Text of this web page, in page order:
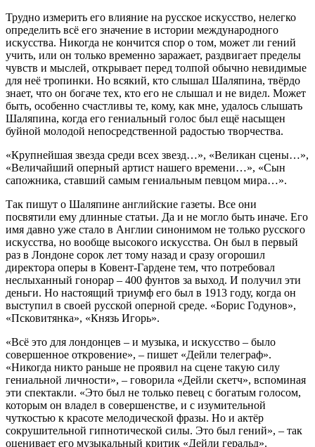
Трудно измерить его влияние на русское искусство, нелегко
определить всё его значение в истории международного
искусства. Никогда не кончится спор о том, может ли гений
учить, или он только временно заражает, раздвигает пределы
чувств и мыслей, открывает перед толпой обычно невидимые
для неё тропинки. Но всякий, кто слышал Шаляпина, твёрдо
знает, что он богаче тех, кто его не слышал и не видел. Может
быть, особенно счастливы те, кому, как мне, удалось слышать
Шаляпина, когда его гениальный голос был ещё насыщен
буйной молодой непосредственной радостью творчества.
«Крупнейшая звезда среди всех звезд…», «Великан сцены…»,
«Величайший оперный артист нашего времени…», «Сын
сапожника, ставший самым гениальным певцом мира…».
Так пишут о Шаляпине английские газеты. Все они
посвятили ему длинные статьи. Да и не могло быть иначе. Его
имя давно уже стало в Англии синонимом не только русского
искусства, но вообще высокого искусства. Он был в первый
раз в Лондоне сорок лет тому назад и сразу огорошил
директора оперы в Ковент-Гардене тем, что потребовал
неслыханный гонорар – 400 фунтов за выход. И получил эти
деньги. Но настоящий триумф его был в 1913 году, когда он
выступил в своей русской оперной среде. «Борис Годунов»,
«Псковитянка», «Князь Игорь».
«Всё это для лондонцев – и музыка, и искусство – было
совершенное откровение», – пишет «Дейли телеграф».
«Никогда никто раньше не проявил на сцене такую силу
гениальной личности», – говорила «Дейли скетч», вспоминая
эти спектакли. «Это был не только певец с богатым голосом,
которым он владел в совершенстве, и с изумительной
чуткостью к красоте мелодической фразы. Но и актёр
сокрушительной гипнотической силы. Это был гений», – так
оценивает его музыкальный критик «Дейли геральд».